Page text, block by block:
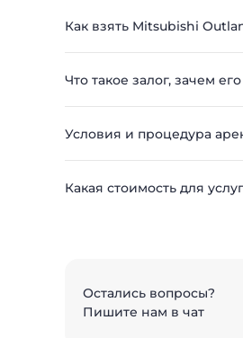
Как взять Mitsubishi
Что такое залог, зачем
Условия и процедура
Какая стоимость для
Остались вопросы?
Пишите нам в чат